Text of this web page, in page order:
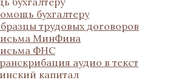
бухгалтеру
трудовых договоров
МинФина
ФНС
аудио в текст
капитал